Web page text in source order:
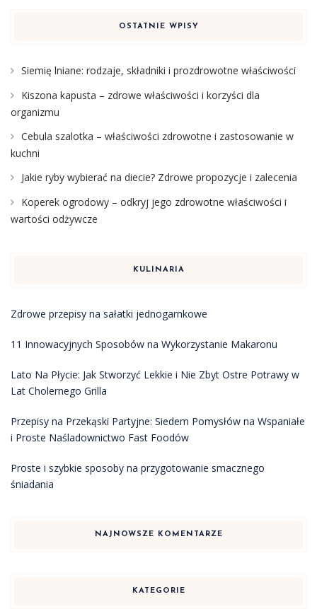
OSTATNIE WPISY
Siemię lniane: rodzaje, składniki i prozdrowotne właściwości
Kiszona kapusta – zdrowe właściwości i korzyści dla
organizmu
Cebula szalotka – właściwości zdrowotne i zastosowanie w
kuchni
Jakie ryby wybierać na diecie? Zdrowe propozycje i zalecenia
Koperek ogrodowy – odkryj jego zdrowotne właściwości i
wartości odżywcze
KULINARIA
Zdrowe przepisy na sałatki jednogarnkowe
11 Innowacyjnych Sposobów na Wykorzystanie Makaronu
Lato Na Płycie: Jak Stworzyć Lekkie i Nie Zbyt Ostre Potrawy w
Lat Cholernego Grilla
Przepisy na Przekąski Partyjne: Siedem Pomysłów na Wspaniałe
i Proste Naśladownictwo Fast Foodów
Proste i szybkie sposoby na przygotowanie smacznego
śniadania
NAJNOWSZE KOMENTARZE
KATEGORIE